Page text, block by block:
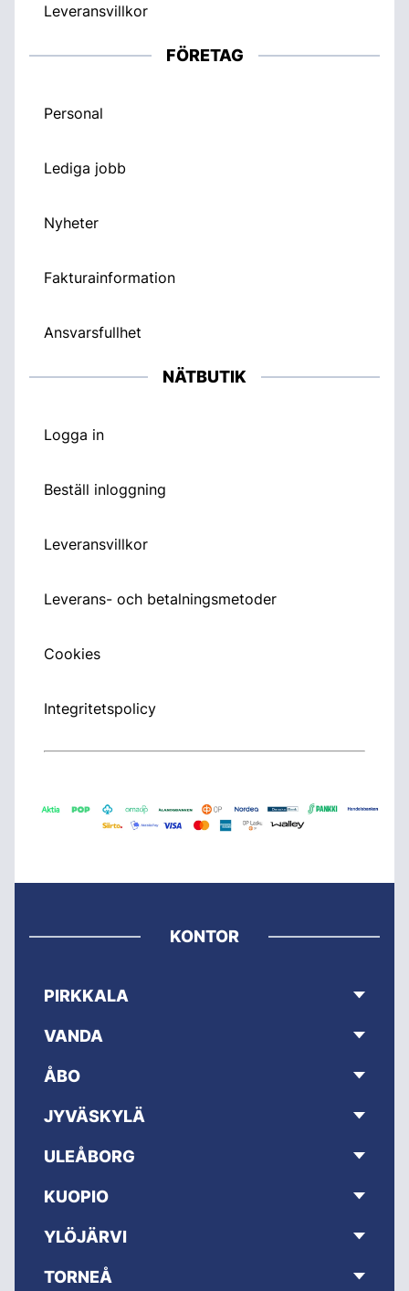
Leveransvillkor
FÖRETAG
Personal
Lediga jobb
Nyheter
Fakturainformation
Ansvarsfullhet
NÄTBUTIK
Logga in
Beställ inloggning
Leveransvillkor
Leverans- och betalningsmetoder
Cookies
Integritetspolicy
KONTOR
PIRKKALA
VANDA
ÅBO
JYVÄSKYLÄ
ULEÅBORG
KUOPIO
YLÖJÄRVI
TORNEÅ